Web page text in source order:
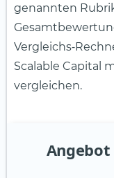
genannten
Scalable Capital
vergleichen.
Angebot